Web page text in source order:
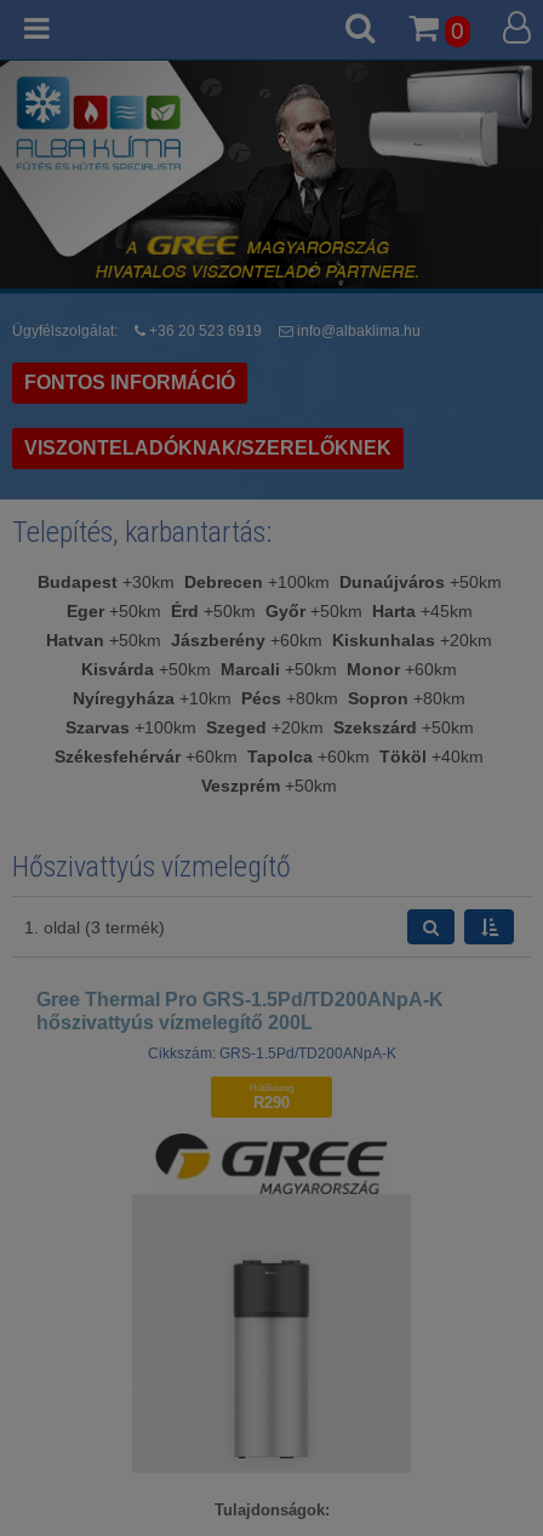
0
Ügyfélszolgálat: +36 20 523 6919 info@albaklima.hu
FONTOS INFORMÁCIÓ
VISZONTELADÓKNAK/SZERELŐKNEK
Telepítés, karbantartás:
Budapest+30km Debrecen +100km Dunaújváros +50km
Eger+50km Érd +50km Győr+50km Harta+45km
Hatvan +50km Jászberény +60km Kiskunhalas +20km
Kisvárda +50km Marcali +50km Monor +60km
Nyíregyháza +10km Pécs +80km Sopron +80km
Szarvas +100km Szeged +20km Szekszárd +50km
Székesfehérvár +60km Tapolca +60km Tököl +40km
Veszprém +50km
Hőszivattyús vízmelegítő
1. oldal (3 termék)
Gree Thermal Pro GRS-1.5Pd/TD200ANpA-K
hőszivattyús vízmelegítő 200L
Cikkszám: GRS-1.5Pd/TD200ANpA-K
Hűtőközeg
R290
Tulajdonságok: